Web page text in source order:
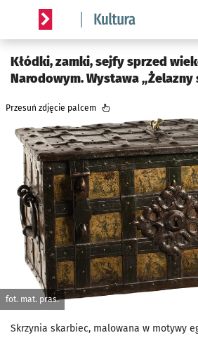
Serwis informacyjny wroclaw.pl
Kłódki, zamki, sejfy sprzed
Narodowym. Wystawa
fot. mat. pras.
Przesuń zdjęcie palcem
Skrzynia skarbiec, malowana w motywy